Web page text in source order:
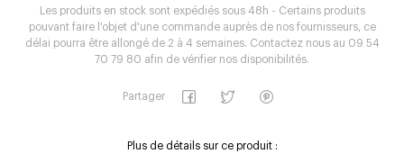
Les produits en stock sont expédiés sous 48h - Certains produits
pouvant faire l'objet d'une commande auprès de nos fournisseurs, ce
délai pourra être allongé de 2 à 4 semaines. Contactez nous au 09 54
70 79 80 afin de vérifier nos disponibilités.
Partager
Plus de détails sur ce produit :